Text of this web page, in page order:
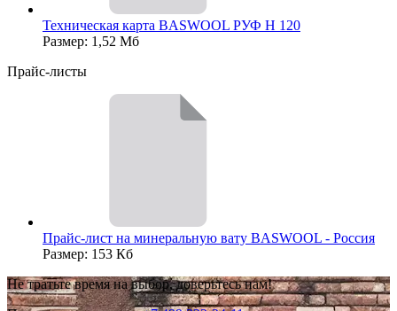
Техническая карта BASWOOL РУФ Н 120
Размер: 1,52 Мб
Прайс-листы
Прайс-лист на минеральную вату BASWOOL - Россия
Размер: 153 Кб
Не тратьте время на выбор, доверьтесь нам!